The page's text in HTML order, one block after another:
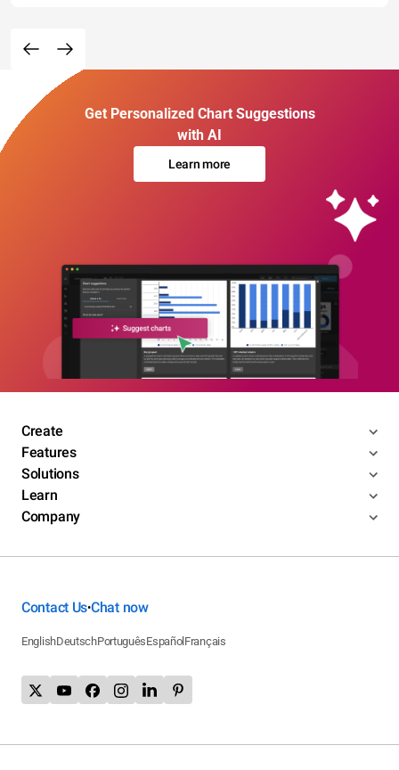
Get Personalized Chart Suggestions
with AI
Learn more
Create
Features
Solutions
Learn
Company
Contact Us•Chat now
EnglishDeutschPortuguêsEspañol Français